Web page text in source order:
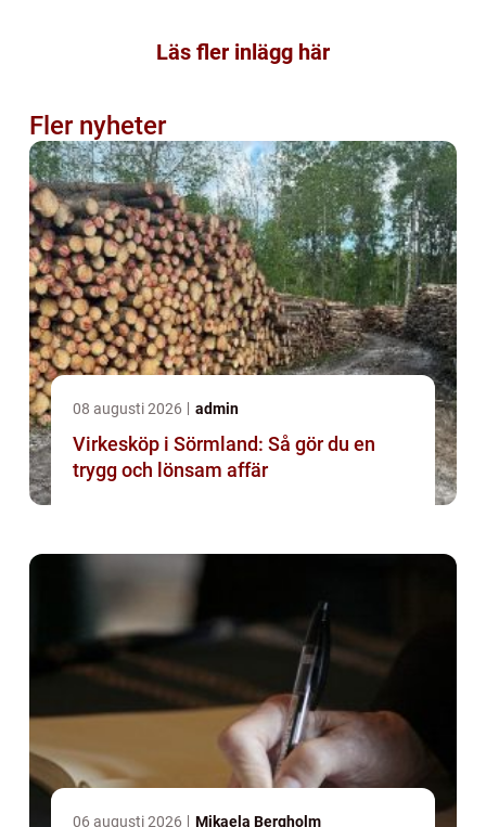
Läs fler inlägg här
Fler nyheter
08 augusti 2026 admin
Virkesköp i Sörmland: Så gör du en
trygg och lönsam affär
06 augusti 2026 Mikaela Bergholm